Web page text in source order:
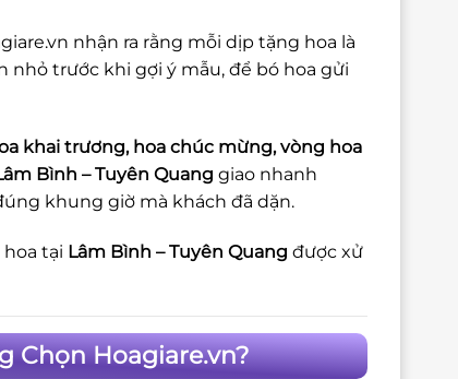
nhận ra rằng mỗi dịp tặng hoa là
trước khi gợi ý mẫu, để bó hoa gửi
khai trương, hoa chúc mừng, vòng hoa
Bình – Tuyên Quang giao nhanh
khung giờ mà khách đã dặn.
tại Lâm Bình – Tuyên Quang được xử
Chọn Hoagiare.vn?